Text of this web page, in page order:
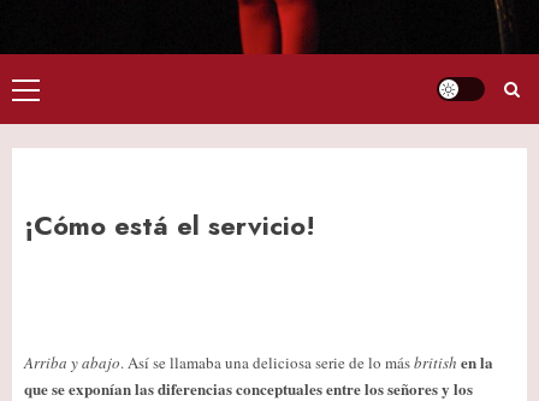
Primary
Menu
¡Cómo está el servicio!
Arriba y abajo. Así se llamaba una deliciosa serie de lo másbritish en la
que se exponían las diferencias conceptuales entre los señores y los